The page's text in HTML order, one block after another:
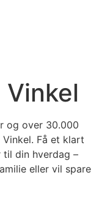
og over 30.000
Få et klart
din hverdag –
eller vil spare